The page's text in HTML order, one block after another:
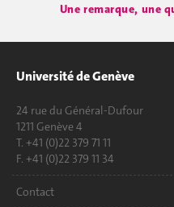
Une remarque, une
Université de Genève
24 rue du Général-Dufour
1211 Genève 4
T. +41 (0)22 379 71 11
F. +41 (0)22 379 11 34
Contact